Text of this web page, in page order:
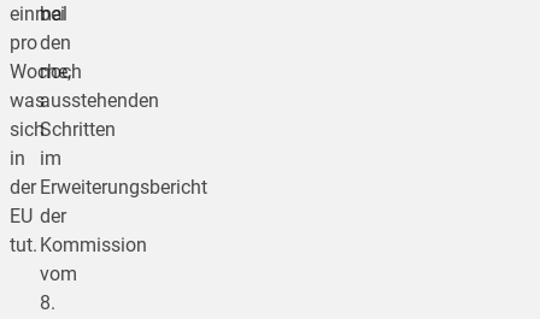
einmal
pro
Woche,
was
sich
in
der
EU
tut.
bei
den
noch
ausstehenden
Schritten
im
Erweiterungsbericht
der
Kommission
vom
8.